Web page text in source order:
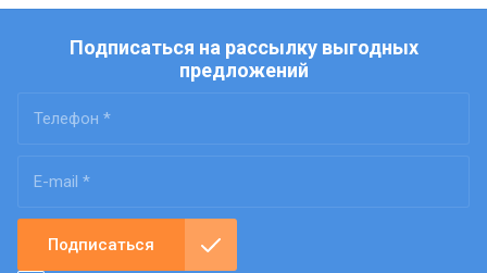
Подписаться на рассылку выгодных
предложений
Подписаться